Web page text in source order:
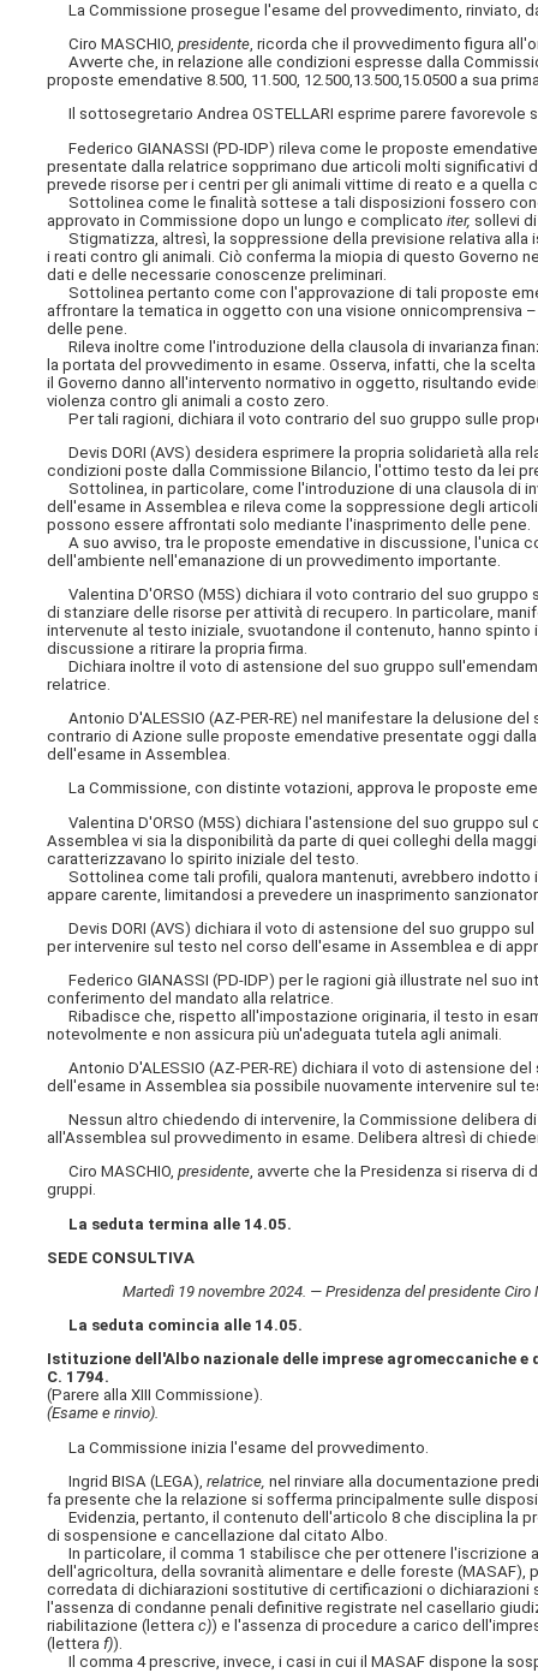
La Commissione prosegue l'esame del provvedimento, rinviato,
Ciro MASCHIO,presidente, ricorda che il provvedimento figura
Avverte che, in relazione alle condizioni espresse dalla
proposte emendative 8.500, 11.500, 12.500,13.500,15.0500 a sua
Il sottosegretario Andrea OSTELLARI esprime parere favorevole
Federico GIANASSI (PD-IDP) rileva come le proposte
presentate dalla relatrice sopprimano due articoli molti significativi
prevede risorse per i centri per gli animali vittime di reato e a
Sottolinea come le finalità sottese a tali disposizioni fossero
approvato in Commissione dopo un lungo e complicatoiter, sollevi
Stigmatizza, altresì, la soppressione della previsione relativa alla
i reati contro gli animali. Ciò conferma la miopia di questo Governo
dati e delle necessarie conoscenze preliminari.
Sottolinea pertanto come con l'approvazione di tali proposte
affrontare la tematica in oggetto con una visione onnicomprensiva
delle pene.
Rileva inoltre come l'introduzione della clausola di invarianza
la portata del provvedimento in esame. Osserva, infatti, che la
il Governo danno all'intervento normativo in oggetto, risultando
violenza contro gli animali a costo zero.
Per tali ragioni, dichiara il voto contrario del suo gruppo sulle
Devis DORI (AVS) desidera esprimere la propria solidarietà alla
condizioni poste dalla Commissione Bilancio, l'ottimo testo da lei
Sottolinea, in particolare, come l'introduzione di una clausola di
dell'esame in Assemblea e rileva come la soppressione degli
possono essere affrontati solo mediante l'inasprimento delle pene.
A suo avviso, tra le proposte emendative in discussione, l'unica
dell'ambiente nell'emanazione di un provvedimento importante.
Valentina D'ORSO (M5S) dichiara il voto contrario del suo gruppo
di stanziare delle risorse per attività di recupero. In particolare,
intervenute al testo iniziale, svuotandone il contenuto, hanno
discussione a ritirare la propria firma.
Dichiara inoltre il voto di astensione del suo gruppo
relatrice.
Antonio D'ALESSIO (AZ-PER-RE) nel manifestare la delusione
contrario di Azione sulle proposte emendative presentate oggi
dell'esame in Assemblea.
La Commissione, con distinte votazioni, approva le proposte
Valentina D'ORSO (M5S) dichiara l'astensione del suo gruppo
Assemblea vi sia la disponibilità da parte di quei colleghi della
caratterizzavano lo spirito iniziale del testo.
Sottolinea come tali profili, qualora mantenuti, avrebbero indotto
appare carente, limitandosi a prevedere un inasprimento
Devis DORI (AVS) dichiara il voto di astensione del suo gruppo
per intervenire sul testo nel corso dell'esame in Assemblea e di
Federico GIANASSI (PD-IDP) per le ragioni già illustrate nel suo
conferimento del mandato alla relatrice.
Ribadisce che, rispetto all'impostazione originaria, il testo in
notevolmente e non assicura più un'adeguata tutela agli animali.
Antonio D'ALESSIO (AZ-PER-RE) dichiara il voto di astensione
dell'esame in Assemblea sia possibile nuovamente intervenire sul
Nessun altro chiedendo di intervenire, la Commissione delibera
all'Assemblea sul provvedimento in esame. Delibera altresì di
Ciro MASCHIO,presidente, avverte che la Presidenza si riserva di
gruppi.
La seduta termina alle 14.05.
SEDE CONSULTIVA
Martedì 19 novembre 2024. — Presidenza del presidente
La seduta comincia alle 14.05.
Istituzione dell'Albo nazionale delle imprese agromeccaniche
C. 1794.
(Parere alla XIII Commissione).
(Esame e rinvio).
La Commissione inizia l'esame del provvedimento.
Ingrid BISA (LEGA),relatrice, nel rinviare alla documentazione
fa presente che la relazione si sofferma principalmente sulle
Evidenzia, pertanto, il contenuto dell'articolo 8 che disciplina la
di sospensione e cancellazione dal citato Albo.
In particolare, il comma 1 stabilisce che per ottenere l'iscrizione
dell'agricoltura, della sovranità alimentare e delle foreste
corredata di dichiarazioni sostitutive di certificazioni o
l'assenza di condanne penali definitive registrate nel casellario
riabilitazione (letterac)) e l'assenza di procedure a carico
(letteraf)).
Il comma 4 prescrive, invece, i casi in cui il MASAF dispone la